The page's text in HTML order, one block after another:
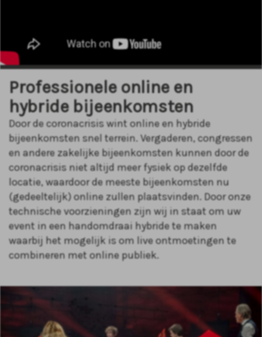
Professionele online en
hybride bijeenkomsten
Door de coronacrisis wint online en hybride
bijeenkomsten snel terrein. Vergaderen, congressen
en andere zakelijke bijeenkomsten kunnen door de
coronacrisis niet altijd meer fysiek op dezelfde
locatie, waardoor de meeste bijeenkomsten nu
(gedeeltelijk) online zullen plaatsvinden. Door onze
technische voorzieningen zijn wij in staat om uw
event in een handomdraai hybride te maken
waarbij het mogelijk is om live ontmoetingen te
combineren met online publiek.